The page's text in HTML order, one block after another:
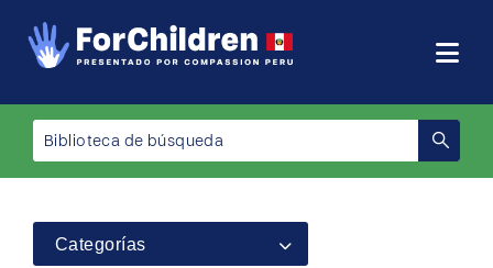
Categorías